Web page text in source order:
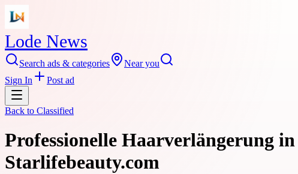
Lode News
Search ads & categories
Near you
Sign In
Post ad
Back to Classified
Professionelle Haarverlängerung
Starlifebeauty.com